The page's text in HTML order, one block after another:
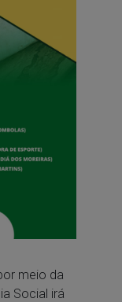
meio da
Social irá